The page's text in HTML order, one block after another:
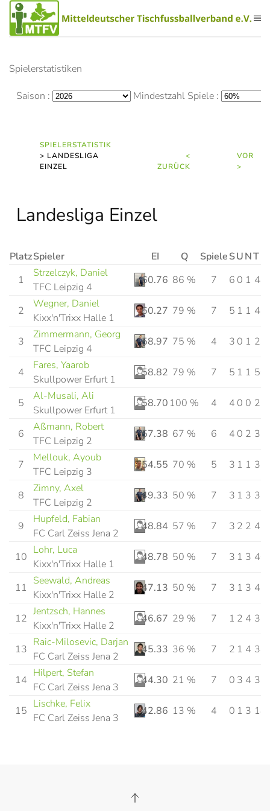
Zum Hauptinhalt springen
Spielerstatistiken
Saison : Mindestzahl Spiele :
SPIELERSTATISTIK
> LANDESLIGA
EINZEL
<
ZURÜCK
VOR
>
Landesliga Einzel
PlatzSpieler EI Q SpieleSUNT +
1
Strzelczyk, Daniel
TFC Leipzig 4
60.76 86 % 7 6 0 1 48
2
Wegner, Daniel
Kixx'n'Trixx Halle 1
60.27 79 % 7 5 1 1 44
3
Zimmermann, Georg
TFC Leipzig 4
58.97 75 % 4 3 0 1 23
4
Fares, Yaarob
Skullpower Erfurt 1
58.82 79 % 7 5 1 1 50
5
Al-Musali, Ali
Skullpower Erfurt 1
58.70 100 % 4 4 0 0 27
6
Aßmann, Robert
TFC Leipzig 2
57.38 67 % 6 4 0 2 35
7
Mellouk, Ayoub
TFC Leipzig 3
54.55 70 % 5 3 1 1 36
8
Zimny, Axel
TFC Leipzig 2
49.33 50 % 7 3 1 3 37
9
Hupfeld, Fabian
FC Carl Zeiss Jena 2
48.84 57 % 7 3 2 2 42
10
Lohr, Luca
Kixx'n'Trixx Halle 1
48.78 50 % 7 3 1 3 40
11
Seewald, Andreas
Kixx'n'Trixx Halle 2
47.13 50 % 7 3 1 3 41
12
Jentzsch, Hannes
Kixx'n'Trixx Halle 2
46.67 29 % 7 1 2 4 35
13
Raic-Milosevic, Darjan
FC Carl Zeiss Jena 2
45.33 36 % 7 2 1 4 34
14
Hilpert, Stefan
FC Carl Zeiss Jena 3
44.30 21 % 7 0 3 4 35
15
Lischke, Felix
FC Carl Zeiss Jena 3
42.86 13 % 4 0 1 3 18